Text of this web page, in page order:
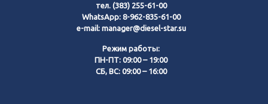
тел. (383) 255-61-00
WhatsApp: 8-962-835-61-00
e-mail: manager@diesel-star.su
Режим работы:
ПН-ПТ: 09:00 – 19:00
СБ, ВС: 09:00 – 16:00